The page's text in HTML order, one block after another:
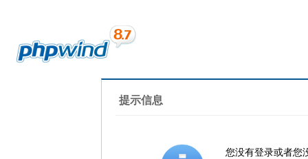
提示信息
您没有登录或者您